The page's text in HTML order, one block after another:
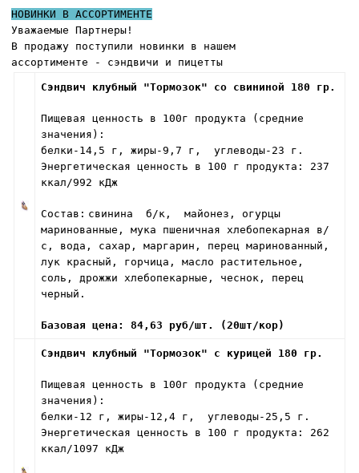
НОВИНКИ В АССОРТИМЕНТЕ
Уважаемые Партнеры!
В продажу поступили новинки в нашем
ассортименте - сэндвичи и пицетты
Сэндвич клубный "Тормозок" со свининой 180 гр.
Пищевая ценность в 100г продукта (средние
значения):
белки-14,5 г, жиры-9,7 г, углеводы-23 г.
Энергетическая ценность в 100 г продукта: 237
ккал/992 кДж
Состав: свинина б/к, майонез, огурцы
маринованные, мука пшеничная хлебопекарная в/
с, вода, сахар, маргарин, перец маринованный,
лук красный, горчица, масло растительное,
соль, дрожжи хлебопекарные, чеснок, перец
черный.
Базовая цена: 84,63 руб/шт. (20шт/кор)
Сэндвич клубный "Тормозок" с курицей 180 гр.
Пищевая ценность в 100г продукта (средние
значения):
белки-12 г, жиры-12,4 г, углеводы-25,5 г.
Энергетическая ценность в 100 г продукта: 262
ккал/1097 кДж